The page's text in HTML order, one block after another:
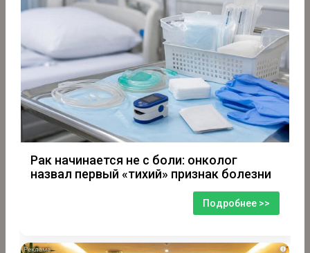
Рак начинается не с боли: онколог
назвал первый «тихий» признак болезни
Подробнее >>
i